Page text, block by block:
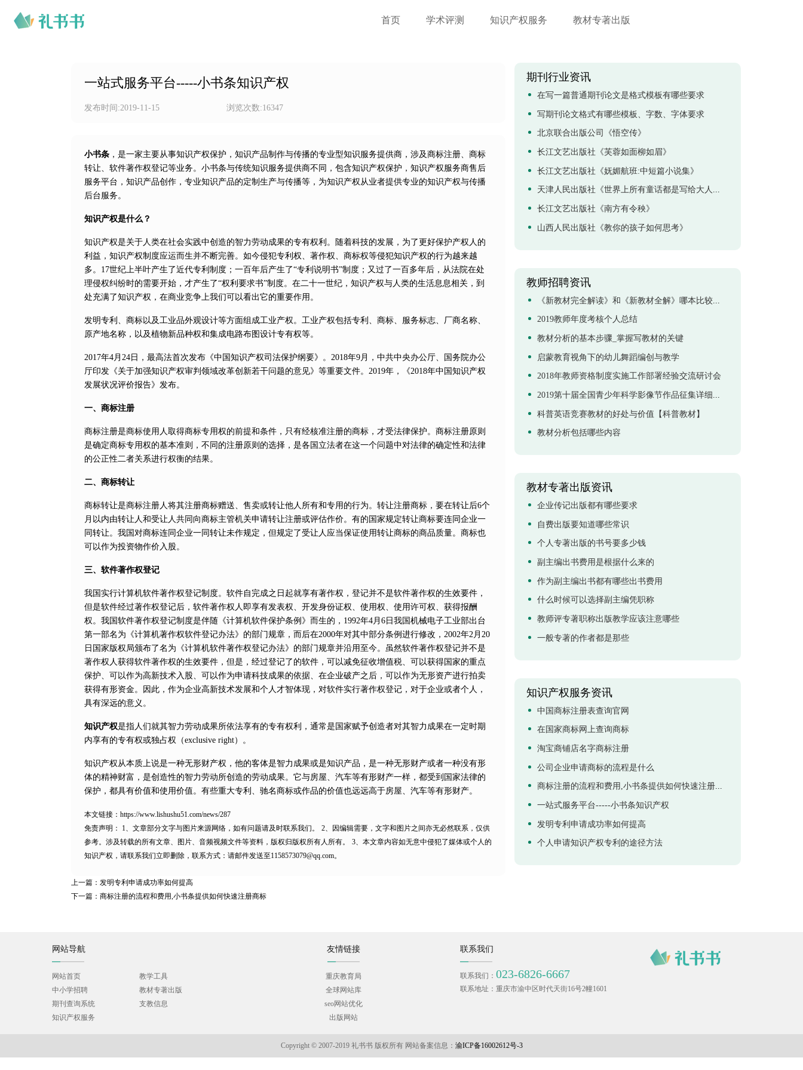
首页 学术评测 知识产权服务 教材专著出版
一站式服务平台-----小书条知识产权
发布时间:2019-11-15 浏览次数:16347
小书条 ，是一家主要从事知识产权保护，知识产品制作与传播的专业型知识服务提供商，涉及商标注册、商标
转让、软件著作权登记等业务。小书条与传统知识服务提供商不同，包含知识产权保护，知识产权服务商售后
服务平台，知识产品创作，专业知识产品的定制生产与传播等，为知识产权从业者提供专业的知识产权与传播
后台服务。
知识产权是什么？
知识产权是关于人类在社会实践中创造的智力劳动成果的专有权利。随着科技的发展，为了更好保护产权人的
利益，知识产权制度应运而生并不断完善。如今侵犯专利权、著作权、商标权等侵犯知识产权的行为越来越
多。17世纪上半叶产生了近代专利制度；一百年后产生了“专利说明书”制度；又过了一百多年后，从法院在处
理侵权纠纷时的需要开始，才产生了“权利要求书”制度。在二十一世纪，知识产权与人类的生活息息相关，到
处充满了知识产权，在商业竞争上我们可以看出它的重要作用。
发明专利、商标以及工业品外观设计等方面组成工业产权。工业产权包括专利、商标、服务标志、厂商名称、
原产地名称，以及植物新品种权和集成电路布图设计专有权等。
2017年4月24日，最高法首次发布《中国知识产权司法保护纲要》。2018年9月，中共中央办公厅、国务院办公
厅印发《关于加强知识产权审判领域改革创新若干问题的意见》等重要文件。2019年，《2018年中国知识产权
发展状况评价报告》发布。
一、商标注册
商标注册是商标使用人取得商标专用权的前提和条件，只有经核准注册的商标，才受法律保护。商标注册原则
是确定商标专用权的基本准则，不同的注册原则的选择，是各国立法者在这一个问题中对法律的确定性和法律
的公正性二者关系进行权衡的结果。
二、商标转让
商标转让是商标注册人将其注册商标赠送、售卖或转让他人所有和专用的行为。转让注册商标，要在转让后6个
月以内由转让人和受让人共同向商标主管机关申请转让注册或评估作价。有的国家规定转让商标要连同企业一
同转让。我国对商标连同企业一同转让未作规定，但规定了受让人应当保证使用转让商标的商品质量。商标也
可以作为投资物作价入股。
三、软件著作权登记
我国实行计算机软件著作权登记制度。软件自完成之日起就享有著作权，登记并不是软件著作权的生效要件，
但是软件经过著作权登记后，软件著作权人即享有发表权、开发身份证权、使用权、使用许可权、获得报酬
权。我国软件著作权登记制度是伴随《计算机软件保护条例》而生的，1992年4月6日我国机械电子工业部出台
第一部名为《计算机著作权软件登记办法》的部门规章，而后在2000年对其中部分条例进行修改，2002年2月20
日国家版权局颁布了名为《计算机软件著作权登记办法》的部门规章并沿用至今。虽然软件著作权登记并不是
著作权人获得软件著作权的生效要件，但是，经过登记了的软件，可以减免征收增值税、可以获得国家的重点
保护、可以作为高新技术入股、可以作为申请科技成果的依据、在企业破产之后，可以作为无形资产进行拍卖
获得有形资金。因此，作为企业高新技术发展和个人才智体现，对软件实行著作权登记，对于企业或者个人，
具有深远的意义。
知识产权是指人们就其智力劳动成果所依法享有的专有权利，通常是国家赋予创造者对其智力成果在一定时期
内享有的专有权或独占权（exclusive right）。
知识产权从本质上说是一种无形财产权，他的客体是智力成果或是知识产品，是一种无形财产或者一种没有形
体的精神财富，是创造性的智力劳动所创造的劳动成果。它与房屋、汽车等有形财产一样，都受到国家法律的
保护，都具有价值和使用价值。有些重大专利、驰名商标或作品的价值也远远高于房屋、汽车等有形财产。
本文链接： https://www.lishushu51.com/news/287
免责声明： 1、文章部分文字与图片来源网络，如有问题请及时联系我们。
2、因编辑需要，文字和图片之间亦无必然联系，仅供
参考。涉及转载的所有文章、图片、音频视频文件等资料，版权归版权所有人所有。
3、本文章内容如无意中侵犯了媒体或个人的
知识产权，请联系我们立即删除，联系方式：请邮件发送至1158573079@qq.com。
上一篇： 发明专利申请成功率如何提高
下一篇： 商标注册的流程和费用,小书条提供如何快速注册商标
期刊行业资讯
在写一篇普通期刊论文是格式模板有哪些要求
写期刊论文格式有哪些模板、字数、字体要求
北京联合出版公司《悟空传》
长江文艺出版社《芙蓉如面柳如眉》
长江文艺出版社《妩媚航班:中短篇小说集》
天津人民出版社《世界上所有童话都是写给大人看的》
长江文艺出版社《南方有令秧》
山西人民出版社《教你的孩子如何思考》
教师招聘资讯
《新教材完全解读》和《新教材全解》哪本比较好？
2019教师年度考核个人总结
教材分析的基本步骤_掌握写教材的关键
启蒙教育视角下的幼儿舞蹈编创与教学
2018年教师资格制度实施工作部署经验交流研讨会
2019第十届全国青少年科学影像节作品征集详细资料供上
科普英语竞赛教材的好处与价值【科普教材】
教材分析包括哪些内容
教材专著出版资讯
企业传记出版都有哪些要求
自费出版要知道哪些常识
个人专著出版的书号要多少钱
副主编出书费用是根据什么来的
作为副主编出书都有哪些出书费用
什么时候可以选择副主编凭职称
教师评专著职称出版教学应该注意哪些
一般专著的作者都是那些
知识产权服务资讯
中国商标注册表查询官网
在国家商标网上查询商标
淘宝商铺店名字商标注册
公司企业申请商标的流程是什么
商标注册的流程和费用,小书条提供如何快速注册商标
一站式服务平台-----小书条知识产权
发明专利申请成功率如何提高
个人申请知识产权专利的途径方法
网站导航
网站首页
中小学招聘
期刊查询系统
知识产权服务
教学工具
教材专著出版
支教信息
友情链接
重庆教育局
全球网站库
seo网站优化
出版网站
联系我们
联系我们： 023-6826-6667
联系地址：重庆市渝中区时代天街16号2幢1601
Copyright © 2007-2019 礼书书 版权所有 网站备案信息： 渝ICP备16002612号-3